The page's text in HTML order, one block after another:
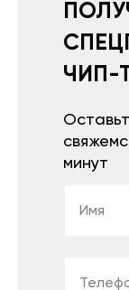
ЧИП-
минут